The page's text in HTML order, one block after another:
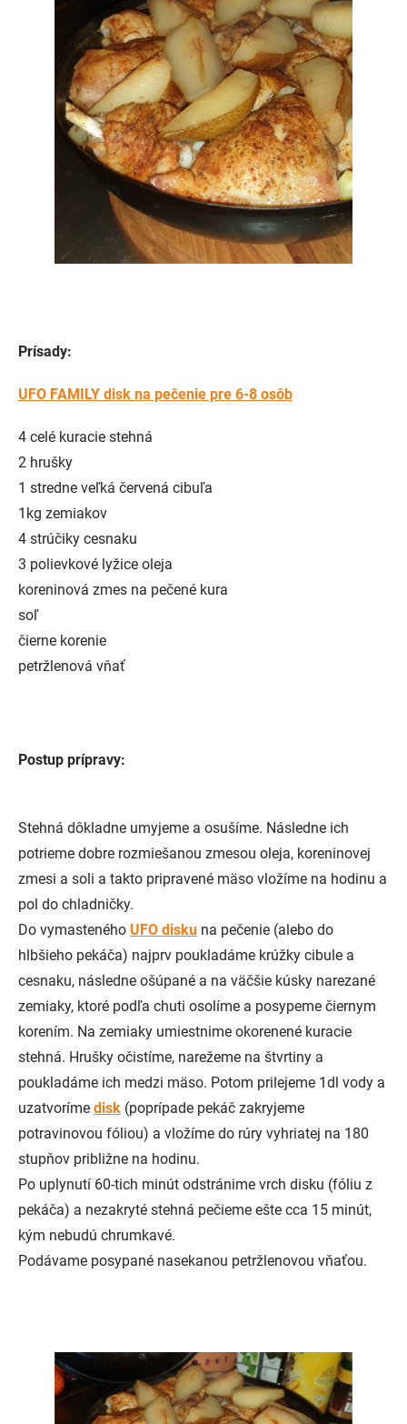
Prísady:
UFO FAMILY disk na pečenie pre 6-8 osôb
4 celé kuracie stehná
2 hrušky
1 stredne veľká červená cibuľa
1kg zemiakov
4 strúčiky cesnaku
3 polievkové lyžice oleja
koreninová zmes na pečené kura
soľ
čierne korenie
petržlenová vňať
Postup prípravy:
Stehná dôkladne umyjeme a osušíme. Následne ich
potrieme dobre rozmiešanou zmesou oleja, koreninovej
zmesi a soli a takto pripravené mäso vložíme na hodinu a
pol do chladničky.
Do vymasteného UFO disku na pečenie (alebo do
hlbšieho pekáča) najprv poukladáme krúžky cibule a
cesnaku, následne ošúpané a na väčšie kúsky narezané
zemiaky, ktoré podľa chuti osolíme a posypeme čiernym
korením. Na zemiaky umiestnime okorenené kuracie
stehná. Hrušky očistíme, narežeme na štvrtiny a
poukladáme ich medzi mäso. Potom prilejeme 1dl vody a
uzatvoríme disk (poprípade pekáč zakryjeme
potravinovou fóliou) a vložíme do rúry vyhriatej na 180
stupňov približne na hodinu.
Po uplynutí 60-tich minút odstránime vrch disku (fóliu z
pekáča) a nezakryté stehná pečieme ešte cca 15 minút,
kým nebudú chrumkavé.
Podávame posypané nasekanou petržlenovou vňaťou.